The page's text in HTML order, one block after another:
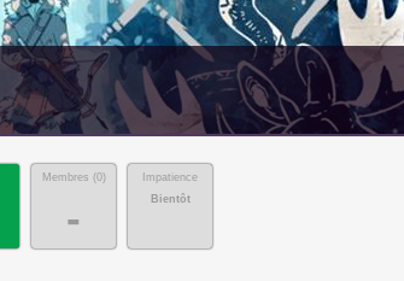
Membres (0)
-
Impatience
Bientôt